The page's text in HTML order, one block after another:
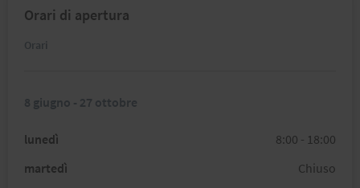
Orari di apertura
Orari
8 giugno - 27 ottobre
lunedì
8:00 - 18:00
martedì
Chiuso